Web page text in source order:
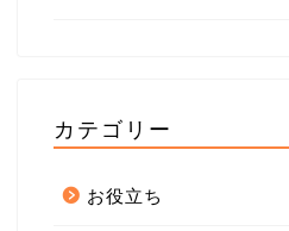
カテゴリー
お役立ち